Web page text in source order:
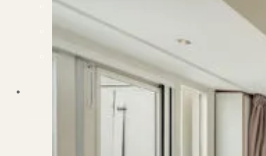
Beoordelingen
Dit zeggen klanten over ons
Partners
Maak gebruik van ons netwerk
Verenigingen
PUUR* is aangesloten bij...